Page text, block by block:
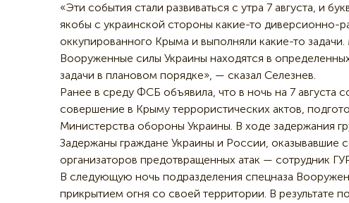
«Эти события стали развиваться с утра 7 августа, и
якобы с украинской стороны какие-то диверсионно-
оккупированного Крыма и выполняли какие-то
Вооруженные силы Украины находятся в
задачи в плановом порядке», — сказал Селезнев.
Ранее в среду ФСБ объявила, что в ночь на 7 августа
совершение в Крыму террористических актов,
Министерства обороны Украины. В ходе задержания
Задержаны граждане Украины и России, оказывавшие
организаторов предотвращенных атак — сотрудник
В следующую ночь подразделения спецназа
прикрытием огня со своей территории. В